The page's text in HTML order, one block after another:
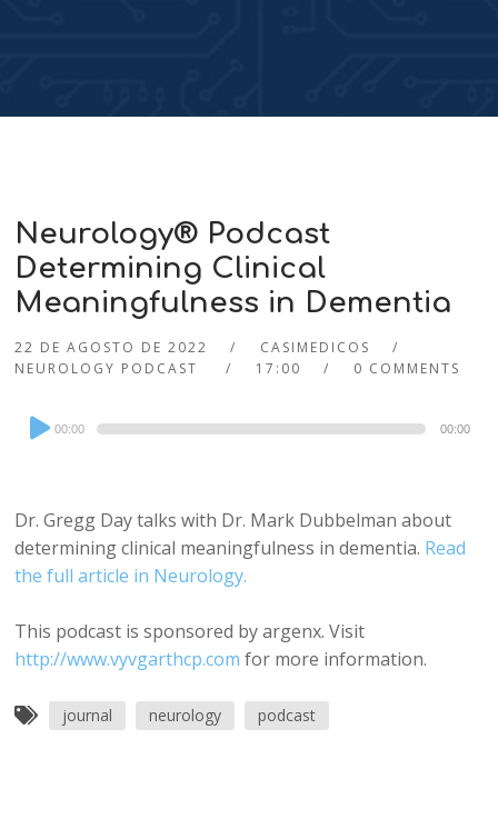
Neurology® Podcast
Determining Clinical
Meaningfulness in Dementia
22 DE AGOSTO DE 2022
CASIMEDICOS
NEUROLOGY PODCAST
17:00 0 COMMENTS
Audio
Player
00:00 00:00
Dr. Gregg Day talks with Dr. Mark Dubbelman about
determining clinical meaningfulness in dementia. Read
the full article in Neurology.
This podcast is sponsored by argenx. Visit
http://www.vyvgarthcp.com for more information.
journal neurology podcast